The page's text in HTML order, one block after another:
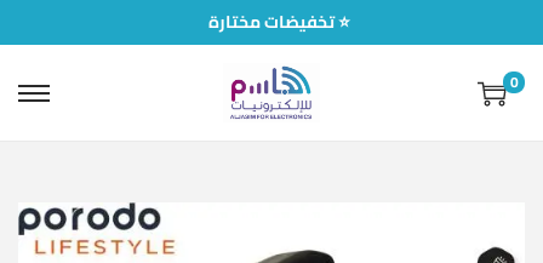
تخفيضات مختارة ⭐
0